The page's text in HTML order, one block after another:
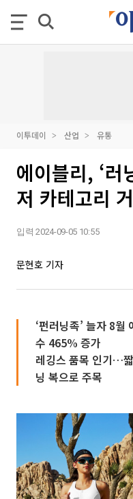
이투데이 산업 유통
에이블리, ‘러
저 카테고리
입력 2024-09-05 10:55
문현호 기자
‘펀러닝족’ 늘자 8
수 465% 증가
레깅스 품목 인기…
닝 복으로 주목